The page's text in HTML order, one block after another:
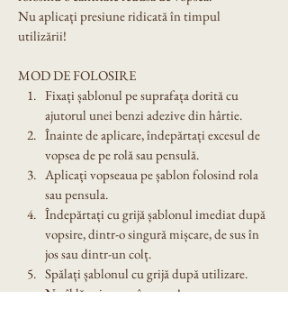
Nu aplicați presiune ridicată în timpul
utilizării!
MOD DE FOLOSIRE
Fixați șablonul pe suprafața dorită cu
ajutorul unei benzi adezive din hârtie.
Înainte de aplicare, îndepărtați excesul de
vopsea de pe rolă sau pensulă.
Aplicați vopseaua pe șablon folosind rola
sau pensula.
Îndepărtați cu grijă șablonul imediat după
vopsire, dintr-o singură mișcare, de sus în
jos sau dintr-un colț.
Spălați șablonul cu grijă după utilizare.
Nu îl lăsați expus în soare!